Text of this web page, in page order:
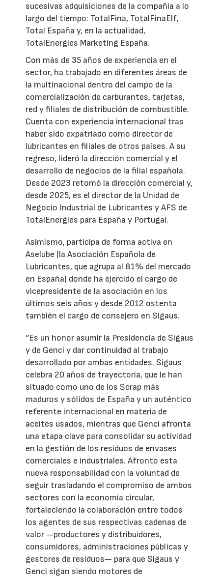
sucesivas adquisiciones de la compañía a lo
largo del tiempo: TotalFina, TotalFinaElf,
Total España y, en la actualidad,
TotalEnergies Marketing España.
Con más de 35 años de experiencia en el
sector, ha trabajado en diferentes áreas de
la multinacional dentro del campo de la
comercialización de carburantes, tarjetas,
red y filiales de distribución de combustible.
Cuenta con experiencia internacional tras
haber sido expatriado como director de
lubricantes en filiales de otros países. A su
regreso, lideró la dirección comercial y el
desarrollo de negocios de la filial española.
Desde 2023 retomó la dirección comercial y,
desde 2025, es el director de la Unidad de
Negocio Industrial de Lubricantes y AFS de
TotalEnergies para España y Portugal.
Asimismo, participa de forma activa en
Aselube (la Asociación Española de
Lubricantes, que agrupa al 81% del mercado
en España) donde ha ejercido el cargo de
vicepresidente de la asociación en los
últimos seis años y desde 2012 ostenta
también el cargo de consejero en Sigaus.
“Es un honor asumir la Presidencia de Sigaus
y de Genci y dar continuidad al trabajo
desarrollado por ambas entidades. Sigaus
celebra 20 años de trayectoria, que le han
situado como uno de los Scrap más
maduros y sólidos de España y un auténtico
referente internacional en materia de
aceites usados, mientras que Genci afronta
una etapa clave para consolidar su actividad
en la gestión de los residuos de envases
comerciales e industriales. Afronto esta
nueva responsabilidad con la voluntad de
seguir trasladando el compromiso de ambos
sectores con la economía circular,
fortaleciendo la colaboración entre todos
los agentes de sus respectivas cadenas de
valor —productores y distribuidores,
consumidores, administraciones públicas y
gestores de residuos— para que Sigaus y
Genci sigan siendo motores de